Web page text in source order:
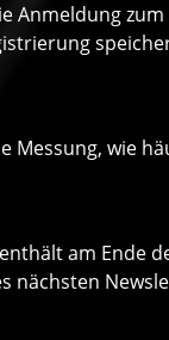
Anmeldung
Messung, wie
am Ende
nächsten